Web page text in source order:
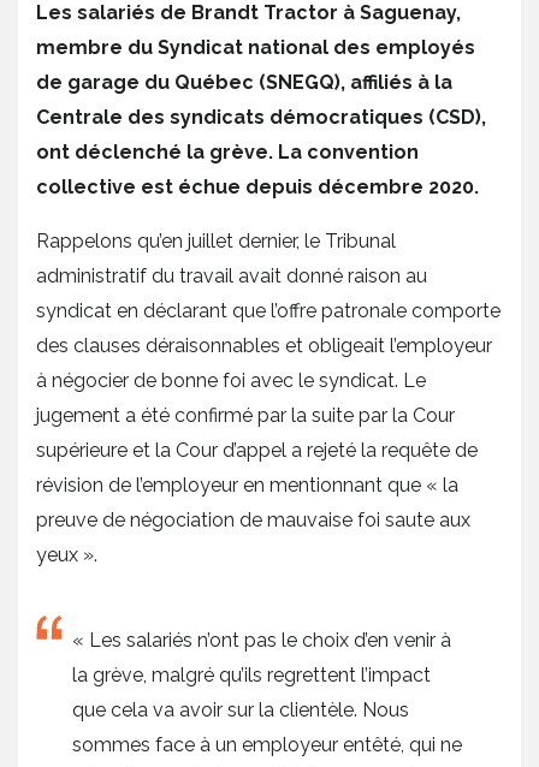
Les salariés de Brandt Tractor à Saguenay,
membre du Syndicat national des employés
de garage du Québec (SNEGQ), affiliés à la
Centrale des syndicats démocratiques (CSD),
ont déclenché la grève. La convention
collective est échue depuis décembre 2020.
Rappelons qu’en juillet dernier, le Tribunal
administratif du travail avait donné raison au
syndicat en déclarant que l’offre patronale comporte
des clauses déraisonnables et obligeait l’employeur
à négocier de bonne foi avec le syndicat. Le
jugement a été confirmé par la suite par la Cour
supérieure et la Cour d’appel a rejeté la requête de
révision de l’employeur en mentionnant que « la
preuve de négociation de mauvaise foi saute aux
yeux ».
« Les salariés n’ont pas le choix d’en venir à
la grève, malgré qu’ils regrettent l’impact
que cela va avoir sur la clientèle. Nous
sommes face à un employeur entêté, qui ne